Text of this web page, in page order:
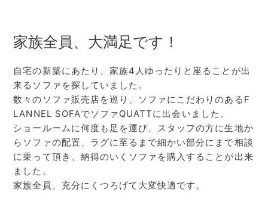
家族全員、大満足です！
自宅の新築にあたり、家族4人ゆったりと座ることが出
来るソファを探していました。
数々のソファ販売店を巡り、ソファにこだわりのあるF
LANNEL SOFAでソファQUATTに出会いました。
ショールームに何度も足を運び、スタッフの方に生地か
らソファの配置、ラグに至るまで細かい部分にまで相談
に乗って頂き、納得のいくソファを購入することが出来
ました。
家族全員、充分にくつろげて大変快適です。